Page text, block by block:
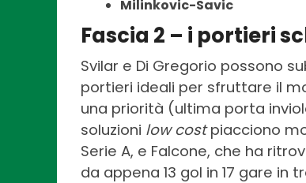
Milinkovic-Savic
Fascia 2 – i portieri
Svilar e Di Gregorio possono
portieri ideali per sfruttare il
una priorità (ultima porta
soluzioni low costpiacciono
Serie A, e Falcone, che ha
da appena 13 gol in 17 gare in